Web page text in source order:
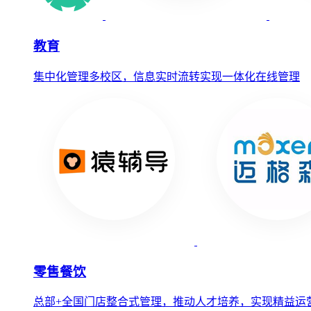
教育
集中化管理多校区，信息实时流转实现一体化在线管理
零售餐饮
总部+全国门店整合式管理，推动人才培养，实现精益运